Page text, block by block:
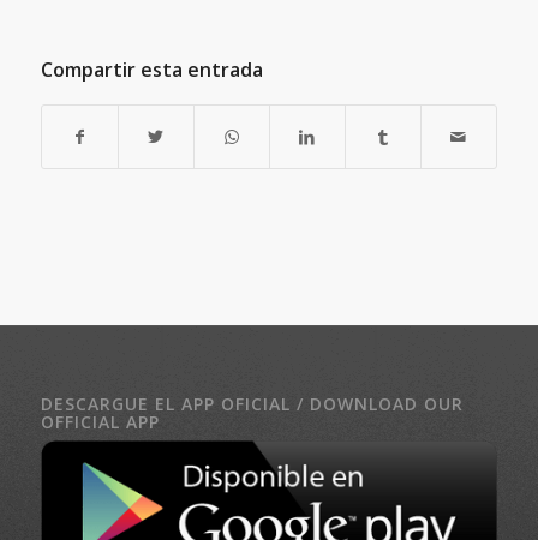
Compartir esta entrada
DESCARGUE EL APP OFICIAL / DOWNLOAD OUR
OFFICIAL APP